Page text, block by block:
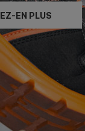
EN PLUS